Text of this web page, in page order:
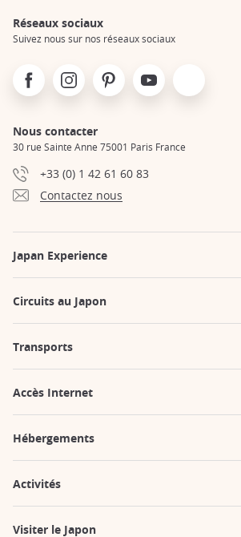
Réseaux sociaux
Suivez nous sur nos réseaux sociaux
FacebookInstagramPinterest Youtube
Nous contacter
30 rue Sainte Anne 75001 Paris France
+33 (0) 1 42 61 60 83
Contactez nous
Japan Experience
Circuits au Japon
Transports
Accès Internet
Hébergements
Activités
Visiter le Japon